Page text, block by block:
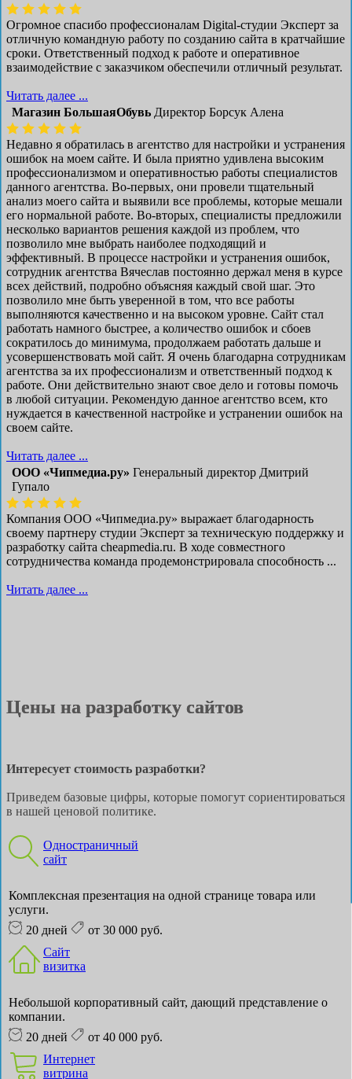
Огромное спасибо профессионалам Digital-студии Эксперт за
отличную командную работу по созданию сайта в кратчайшие
сроки. Ответственный подход к работе и оперативное
взаимодействие с заказчиком обеспечили отличный результат.
Читать далее ...
Магазин БольшаяОбувь Директор Борсук Алена
Недавно я обратилась в агентство для настройки и устранения
ошибок на моем сайте. И была приятно удивлена высоким
профессионализмом и оперативностью работы специалистов
данного агентства. Во-первых, они провели тщательный
анализ моего сайта и выявили все проблемы, которые мешали
его нормальной работе. Во-вторых, специалисты предложили
несколько вариантов решения каждой из проблем, что
позволило мне выбрать наиболее подходящий и
эффективный. В процессе настройки и устранения ошибок,
сотрудник агентства Вячеслав постоянно держал меня в курсе
всех действий, подробно объясняя каждый свой шаг. Это
позволило мне быть уверенной в том, что все работы
выполняются качественно и на высоком уровне. Сайт стал
работать намного быстрее, а количество ошибок и сбоев
сократилось до минимума, продолжаем работать дальше и
усовершенствовать мой сайт. Я очень благодарна сотрудникам
агентства за их профессионализм и ответственный подход к
работе. Они действительно знают свое дело и готовы помочь
в любой ситуации. Рекомендую данное агентство всем, кто
нуждается в качественной настройке и устранении ошибок на
своем сайте.
Читать далее ...
ООО «Чипмедиа.ру» Генеральный директор Дмитрий
Гупало
Компания ООО «Чипмедиа.ру» выражает благодарность
своему партнеру студии Эксперт за техническую поддержку и
разработку сайта cheapmedia.ru. В ходе совместного
сотрудничества команда продемонстрировала способность ...
Читать далее ...
Цены на разработку сайтов
Интересует стоимость разработки?
Приведем базовые цифры, которые помогут сориентироваться
в нашей ценовой политике.
Одностраничный
сайт
Комплексная презентация на одной странице товара или
услуги.
20 дней
от 30 000 руб.
Сайт
визитка
Небольшой корпоративный сайт, дающий представление о
компании.
20 дней
от 40 000 руб.
Интернет
витрина